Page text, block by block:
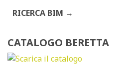
RICERCA BIM
CATALOGO BERETTA